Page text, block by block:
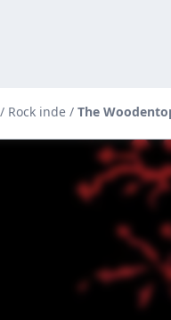
/ Rock inde / The